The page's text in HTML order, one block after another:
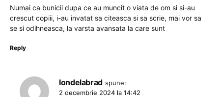
Numai ca bunicii dupa ce au muncit o viata de om si si-au
crescut copiii, i-au invatat sa citeasca si sa scrie, mai vor sa
se si odihneasca, la varsta avansata la care sunt
Reply
Iondelabrad spune:
2 decembrie 2024 la 14:42